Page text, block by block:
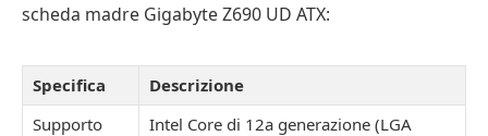
scheda madre Gigabyte Z690 UD ATX:
Specifica
Descrizione
Supporto
Intel Core di 12a generazione (LGA